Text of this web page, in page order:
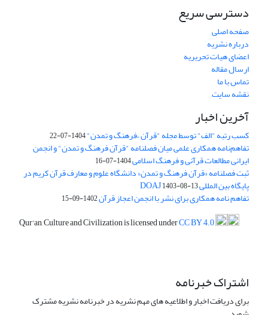
دسترسی سریع
صفحه اصلی
درباره نشریه
اعضای هیات تحریریه
ارسال مقاله
تماس با ما
نقشه سایت
آخرین اخبار
کسب رتبه "الف" توسط مجله "قرآن ،فرهنگ و تمدن"1404-07-22
تفاهم‌نامه همکاری علمی میان فصلنامه "قرآن فرهنگ و تمدن" و انجمن
ایرانی مطالعات قرآنی و فرهنگ اسلامی1404-07-16
ثبت فصلنامه «قرآن فرهنگ و تمدن» دانشگاه علوم و معارف قرآن کریم در
پایگاه بین المللی DOAJ1403-08-13
تفاهم نامه همکاری برای نشر با انجمن اعجاز قرآن1402-09-15
Qur'an, Culture and Civilization is licensed underCC BY 4.0
اشتراک خبرنامه
برای دریافت اخبار و اطلاعیه های مهم نشریه در خبرنامه نشریه مشترک